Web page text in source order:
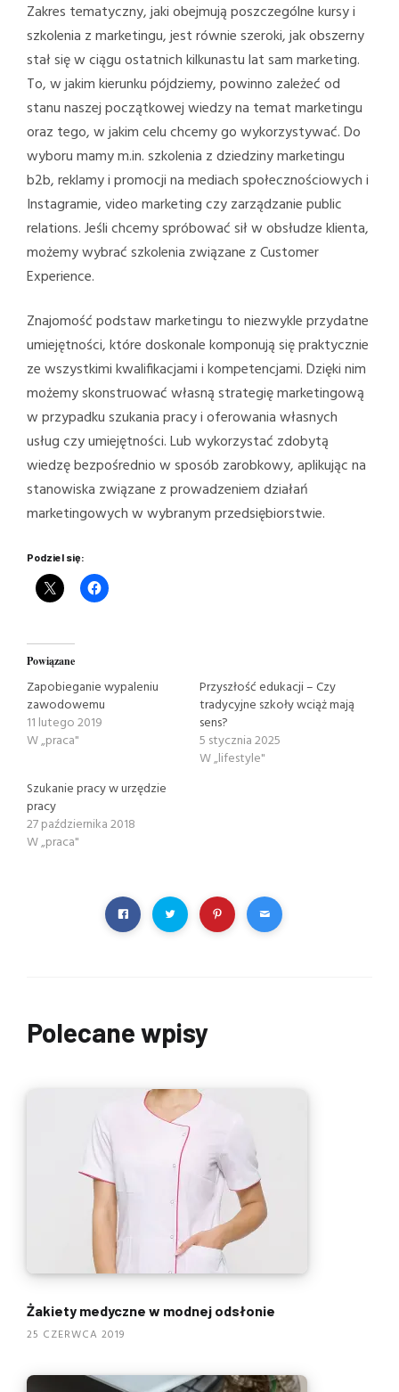
Zakres tematyczny, jaki obejmują poszczególne kursy i
szkolenia z marketingu, jest równie szeroki, jak obszerny
stał się w ciągu ostatnich kilkunastu lat sam marketing.
To, w jakim kierunku pójdziemy, powinno zależeć od
stanu naszej początkowej wiedzy na temat marketingu
oraz tego, w jakim celu chcemy go wykorzystywać. Do
wyboru mamy m.in. szkolenia z dziedziny marketingu
b2b, reklamy i promocji na mediach społecznościowych i
Instagramie, video marketing czy zarządzanie public
relations. Jeśli chcemy spróbować sił w obsłudze klienta,
możemy wybrać szkolenia związane z Customer
Experience.
Znajomość podstaw marketingu to niezwykle przydatne
umiejętności, które doskonale komponują się praktycznie
ze wszystkimi kwalifikacjami i kompetencjami. Dzięki nim
możemy skonstruować własną strategię marketingową
w przypadku szukania pracy i oferowania własnych
usług czy umiejętności. Lub wykorzystać zdobytą
wiedzę bezpośrednio w sposób zarobkowy, aplikując na
stanowiska związane z prowadzeniem działań
marketingowych w wybranym przedsiębiorstwie.
Podziel się:
Powiązane
Zapobieganie wypaleniu
zawodowemu
11 lutego 2019
W „praca"
Przyszłość edukacji – Czy
tradycyjne szkoły wciąż mają
sens?
5 stycznia 2025
W „lifestyle"
Szukanie pracy w urzędzie
pracy
27 października 2018
W „praca"
Polecane wpisy
Żakiety medyczne w modnej odsłonie
25 CZERWCA 2019